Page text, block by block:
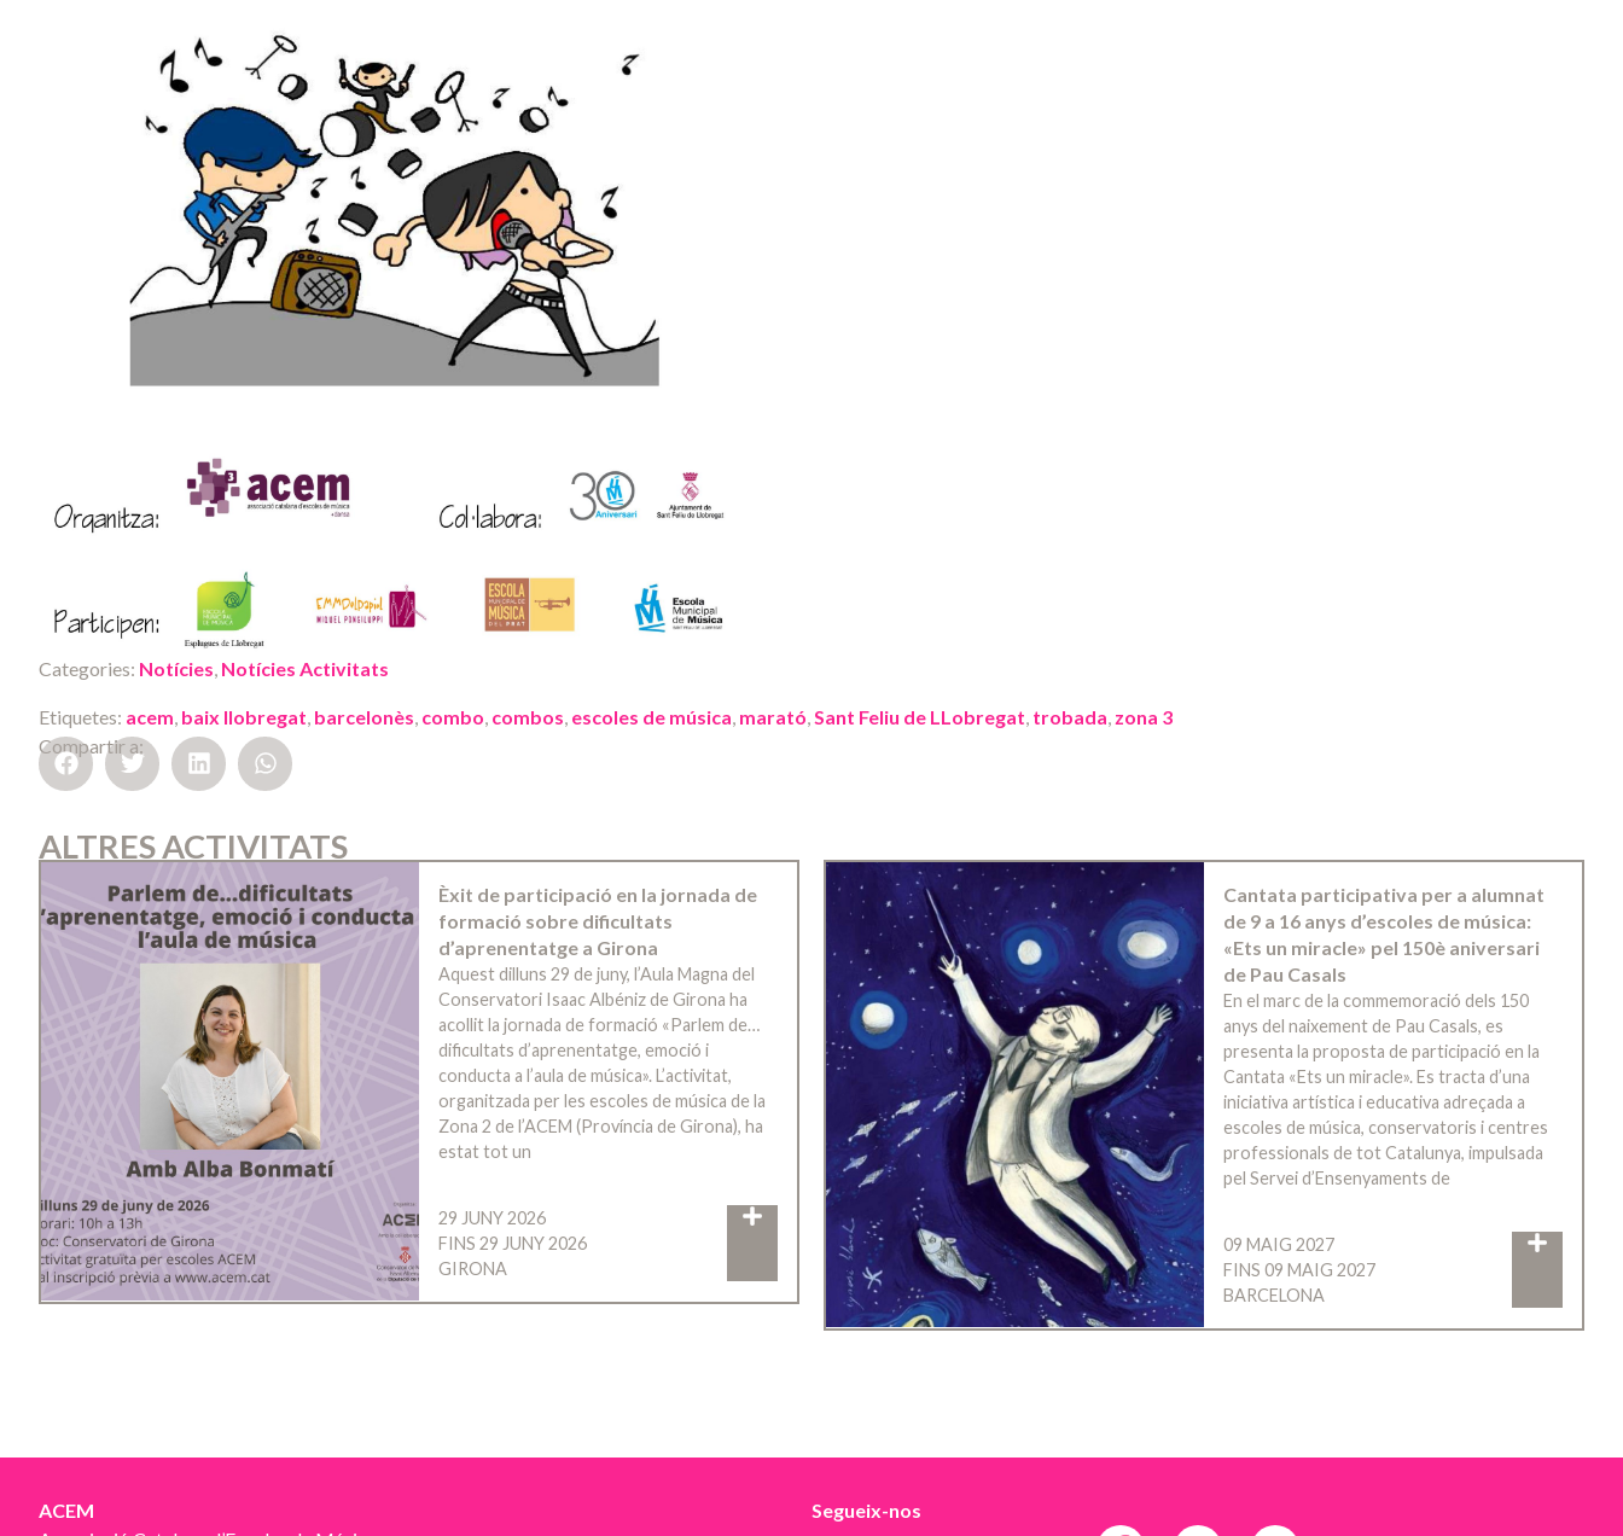
Categories: Notícies, Notícies Activitats
Etiquetes: acem, baix llobregat, barcelonès, combo, combos, escoles de música, marató,Sant Feliu de LLobregat, trobada, zona 3
Compartir a:
ALTRES ACTIVITATS
Èxit de participació en la jornada de
formació sobre dificultats
d’aprenentatge a Girona
Aquest dilluns 29 de juny, l’Aula Magna del
Conservatori Isaac Albéniz de Girona ha
acollit la jornada de formació «Parlem de…
dificultats d’aprenentatge, emoció i
conducta a l’aula de música». L’activitat,
organitzada per les escoles de música de la
Zona 2 de l’ACEM (Província de Girona), ha
estat tot un
29 JUNY 2026
FINS 29 JUNY 2026
GIRONA
Cantata participativa per a alumnat
de 9 a 16 anys d’escoles de música:
«Ets un miracle» pel 150è aniversari
de Pau Casals
En el marc de la commemoració dels 150
anys del naixement de Pau Casals, es
presenta la proposta de participació en la
Cantata «Ets un miracle». Es tracta d’una
iniciativa artística i educativa adreçada a
escoles de música, conservatoris i centres
professionals de tot Catalunya, impulsada
pel Servei d’Ensenyaments de
09 MAIG 2027
FINS 09 MAIG 2027
BARCELONA
ACEM
Segueix-nos